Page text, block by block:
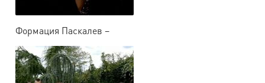
Формация Паскалев –
Пловдив